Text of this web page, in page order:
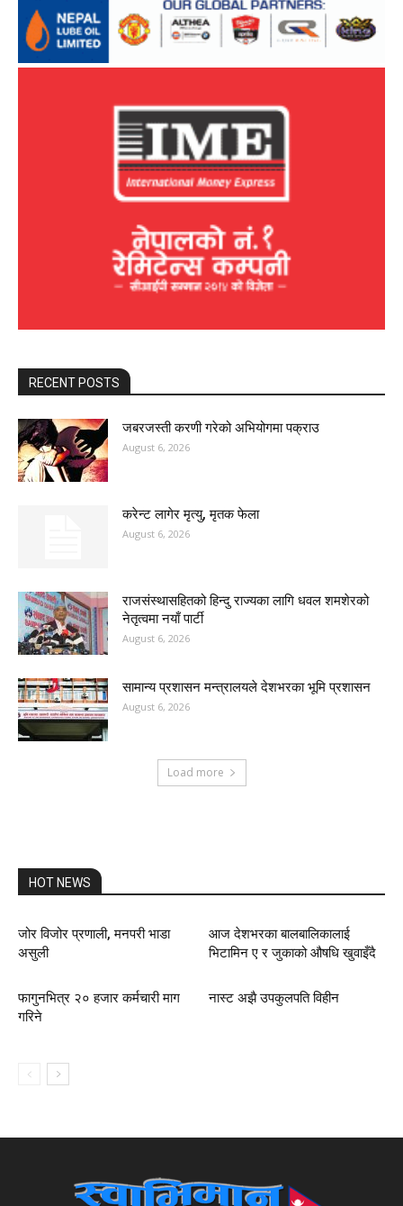
RECENT POSTS
जबरजस्ती करणी गरेको अभियोगमा पक्राउ
August 6, 2026
करेन्ट लागेर मृत्यु, मृतक फेला
August 6, 2026
राजसंस्थासहितको हिन्दु राज्यका लागि धवल शमशेरको
नेतृत्वमा नयाँ पार्टी
August 6, 2026
सामान्य प्रशासन मन्त्रालयले देशभरका भूमि प्रशासन
August 6, 2026
Load more
HOT NEWS
जोर विजोर प्रणाली, मनपरी भाडा
असुली
आज देशभरका बालबालिकालाई
भिटामिन ए र जुकाको औषधि खुवाइँदै
फागुनभित्र २० हजार कर्मचारी माग
गरिने
नास्ट अझै उपकुलपति विहीन